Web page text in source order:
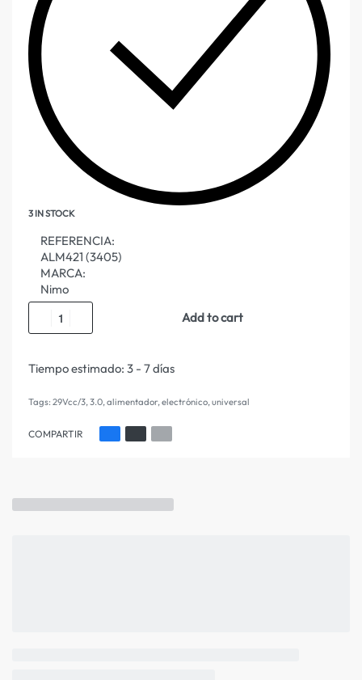
3 IN STOCK
REFERENCIA:
ALM421 (3405)
MARCA:
Nimo
Add to cart
Tiempo estimado: 3 - 7 días
Tags: 29Vcc/3,3.0,alimentador,electrónico,universal
COMPARTIR